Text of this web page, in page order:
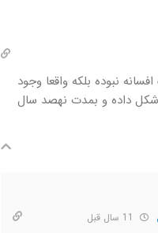
نبوده بلکه واقعا وجود
داده و بمدت نهصد سال